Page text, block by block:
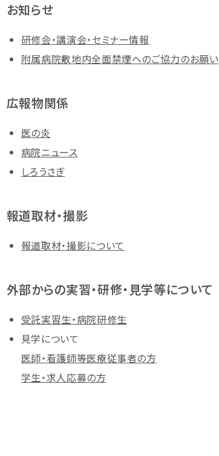
お知らせ
研修会・講演会・セミナー情報
附属病院敷地内全面禁煙へのご協力のお願い
広報物関係
医の炎
病院ニュース
しろうさぎ
報道取材・撮影
報道取材・撮影について
外部からの実習・研修・見学等について
受託実習生・病院研修生
見学について
医師・看護師等医療従事者の方
学生・求人応募の方